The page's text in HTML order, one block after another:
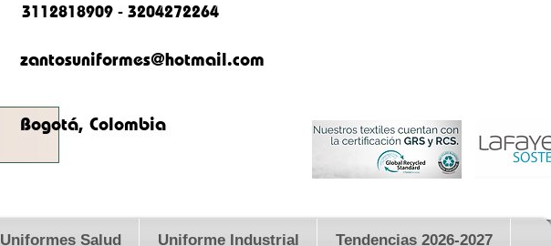
3112818909 - 3204272264
zantosuniformes@hotmail.com
Bogotá, Colombia
Uniformes Salud Uniforme Industrial Tendencias 2026-2027